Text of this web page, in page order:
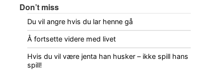
Don’t miss
Du vil angre hvis du lar henne gå
Å fortsette videre med livet
Hvis du vil være jenta han husker – ikke spill hans
spill!